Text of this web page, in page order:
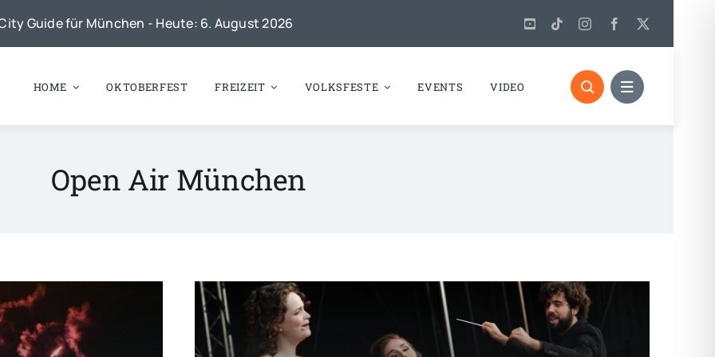
Guide für München - Heute: 6. August 2026
HOME OKTOBERFEST FREIZEIT VOLKSFESTE EVENTS VIDEO
Open Air München